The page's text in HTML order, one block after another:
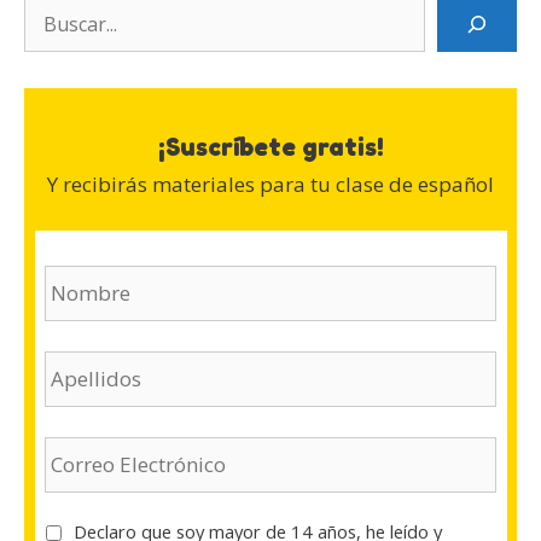
Search
¡Suscríbete gratis!
Y recibirás materiales para tu clase de español
N
o
m
b
i
A
p
e
o
E
m
a
T
Declaro que soy mayor de 14 años, he leído y